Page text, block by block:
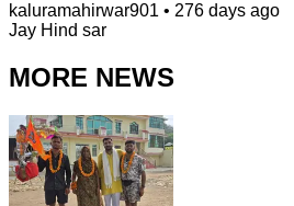
kaluramahirwar901 • 276 days ago
Jay Hind sar
MORE NEWS